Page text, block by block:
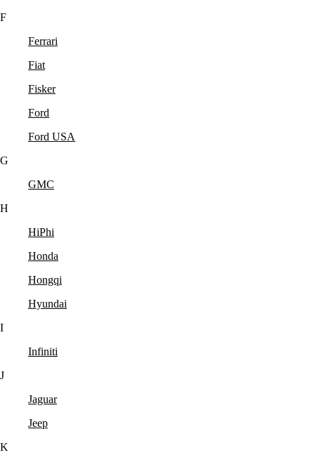
F
Ferrari
Fiat
Fisker
Ford
Ford USA
G
GMC
H
HiPhi
Honda
Hongqi
Hyundai
I
Infiniti
J
Jaguar
Jeep
K